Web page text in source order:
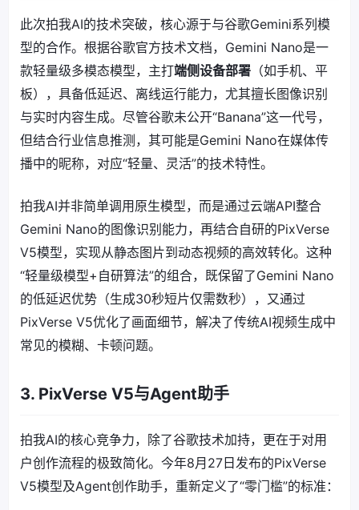
此次拍我AI的技术突破，核心源于与谷歌Gemini系列模
型的合作。根据谷歌官方技术文档，Gemini Nano是一
款轻量级多模态模型，主打端侧设备部署 （如手机、平
板），具备低延迟、离线运行能力，尤其擅长图像识别
与实时内容生成。尽管谷歌未公开“Banana”这一代号，
但结合行业信息推测，其可能是Gemini Nano在媒体传
播中的昵称，对应“轻量、灵活”的技术特性。
拍我AI并非简单调用原生模型，而是通过云端API整合
Gemini Nano的图像识别能力，再结合自研的PixVerse
V5模型，实现从静态图片到动态视频的高效转化。这种
“轻量级模型+自研算法”的组合，既保留了Gemini Nano
的低延迟优势（生成30秒短片仅需数秒），又通过
PixVerse V5优化了画面细节，解决了传统AI视频生成中
常见的模糊、卡顿问题。
3. PixVerse V5与Agent助手
拍我AI的核心竞争力，除了谷歌技术加持，更在于对用
户创作流程的极致简化。今年8月27日发布的PixVerse
V5模型及Agent创作助手，重新定义了“零门槛”的标准：